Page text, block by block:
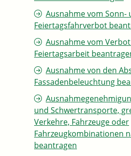
Ausnahme vom Sonn-
Feiertagsfahrverbot
Ausnahme vom
Feiertagsarbeit
Ausnahme von den
Fassadenbeleuchtung
und Schwertransporte,
Verkehre, Fahrzeuge oder
Fahrzeugkombinationen
beantragen